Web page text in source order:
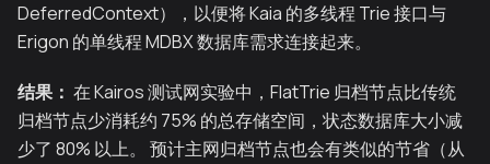
DeferredContext），以便将 Kaia 的多线程 Trie 接口与
Erigon 的单线程 MDBX 数据库需求连接起来。
结果： 在 Kairos 测试网实验中，FlatTrie 归档节点比传统
归档节点少消耗约 75% 的总存储空间，状态数据库大小减
少了 80% 以上。 预计主网归档节点也会有类似的节省（从